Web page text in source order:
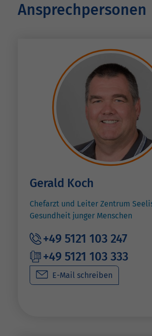
Ansprechpersonen
Gerald Koch
Chefarzt und Leiter Zentrum
Gesundheit junger Menschen
+49 5121 103 247
+49 5121 103 333
E-Mail schreiben